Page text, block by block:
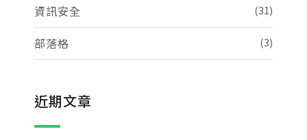
資訊安全 (31)
部落格 (3)
近期文章